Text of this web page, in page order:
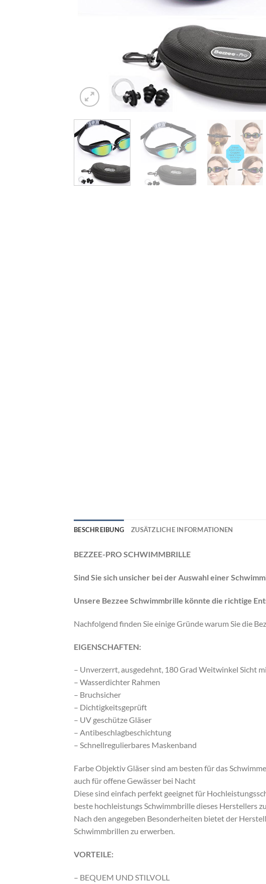
BESCHREIBUNG ZUSÄTZLICHE INFORMATIONEN
BEZZEE-PRO SCHWIMMBRILLE
Sind Sie sich unsicher bei der Auswahl einer
Unsere Bezzee Schwimmbrille könnte die richtige
Nachfolgend finden Sie einige Gründe warum Sie die
EIGENSCHAFTEN:
– Unverzerrt, ausgedehnt, 180 Grad Weitwinkel Sicht
– Wasserdichter Rahmen
– Bruchsicher
– Dichtigkeitsgeprüft
– UV geschütze Gläser
– Antibeschlagbeschichtung
– Schnellregulierbares Maskenband
Farbe Objektiv Gläser sind am besten für das
auch für offene Gewässer bei Nacht
Diese sind einfach perfekt geeignet für
beste hochleistungs Schwimmbrille dieses Herstellers
Nach den angegeben Besonderheiten bietet der
Schwimmbrillen zu erwerben.
VORTEILE:
– BEQUEM UND STILVOLL